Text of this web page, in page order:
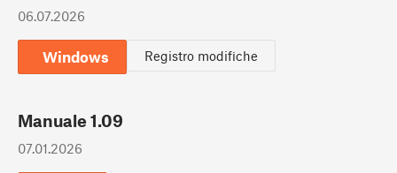
06.07.2026
Windows Registro modifiche
Manuale 1.09
07.01.2026